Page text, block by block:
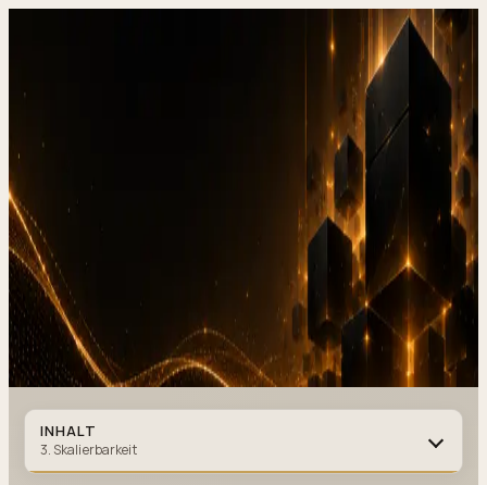
Design Systems, Design-
Referenzen in Produktion
Design Systems, Design-Systeme
2026
12 MIN. LESEZEIT·08. FEBRUAR 2026
DevStudio.it
INHALT
3. Skalierbarkeit